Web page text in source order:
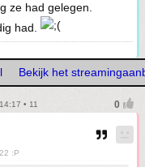
ze had gelegen.
had.
Bekijk het
• 11
:P